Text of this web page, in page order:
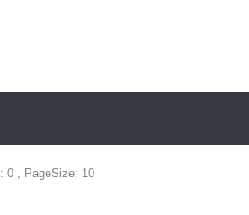
0 , PageSize: 10